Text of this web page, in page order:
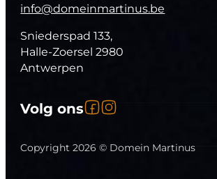
info@domeinmartinus.be
Sniederspad 133,
Halle-Zoersel 2980
Antwerpen
Volg ons Volg ons op Facebook
Copyright 2026 © Domein Martinus